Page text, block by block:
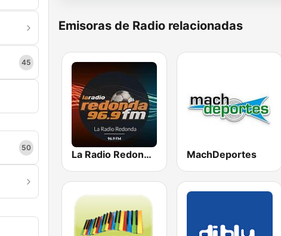
45
50
Emisoras de Radio relacionadas
La Radio Redonda 96.9 FM MachDeportes